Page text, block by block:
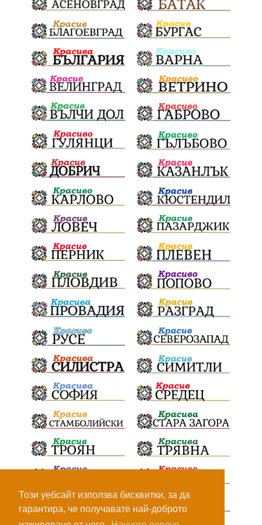
Този уебсайт използва бисквитки, за да
гарантира, че получавате най-доброто
Отговорност БългарскиДух ОбщинскиСъвет
Полиграф ДетекторНаЛъжата МВР
ОбезпечителниМерки МестнаВласт Котел
СИК Ружица РайнаКнягиня
ВеселинОрешков Шофьори
НационаленШампион ОрлинОрлиновЕнчев
ВСС СъдебнаРеформа Шантаж
ПолитическиНатиск ЗаплахаЗаАрест
ПартияВеличие ЕкатеринаДафовска Тракия
ПТП Сливен КварталРечица Данъци
ПътнаИнфраструктура Асфалт
БрашноСтоименов ИстинскиХляб
БългарскоКачество Запис
ПолитическоЗадкулисие Микродрон
КомарДрон КитайскаТехнология
ВоенниТехнологии Наркотици
Демерджиев
НеНаНаркотиците РодителиГоворете